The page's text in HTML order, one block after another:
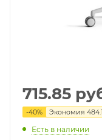
715.85
-40% Экономия
Есть в наличии